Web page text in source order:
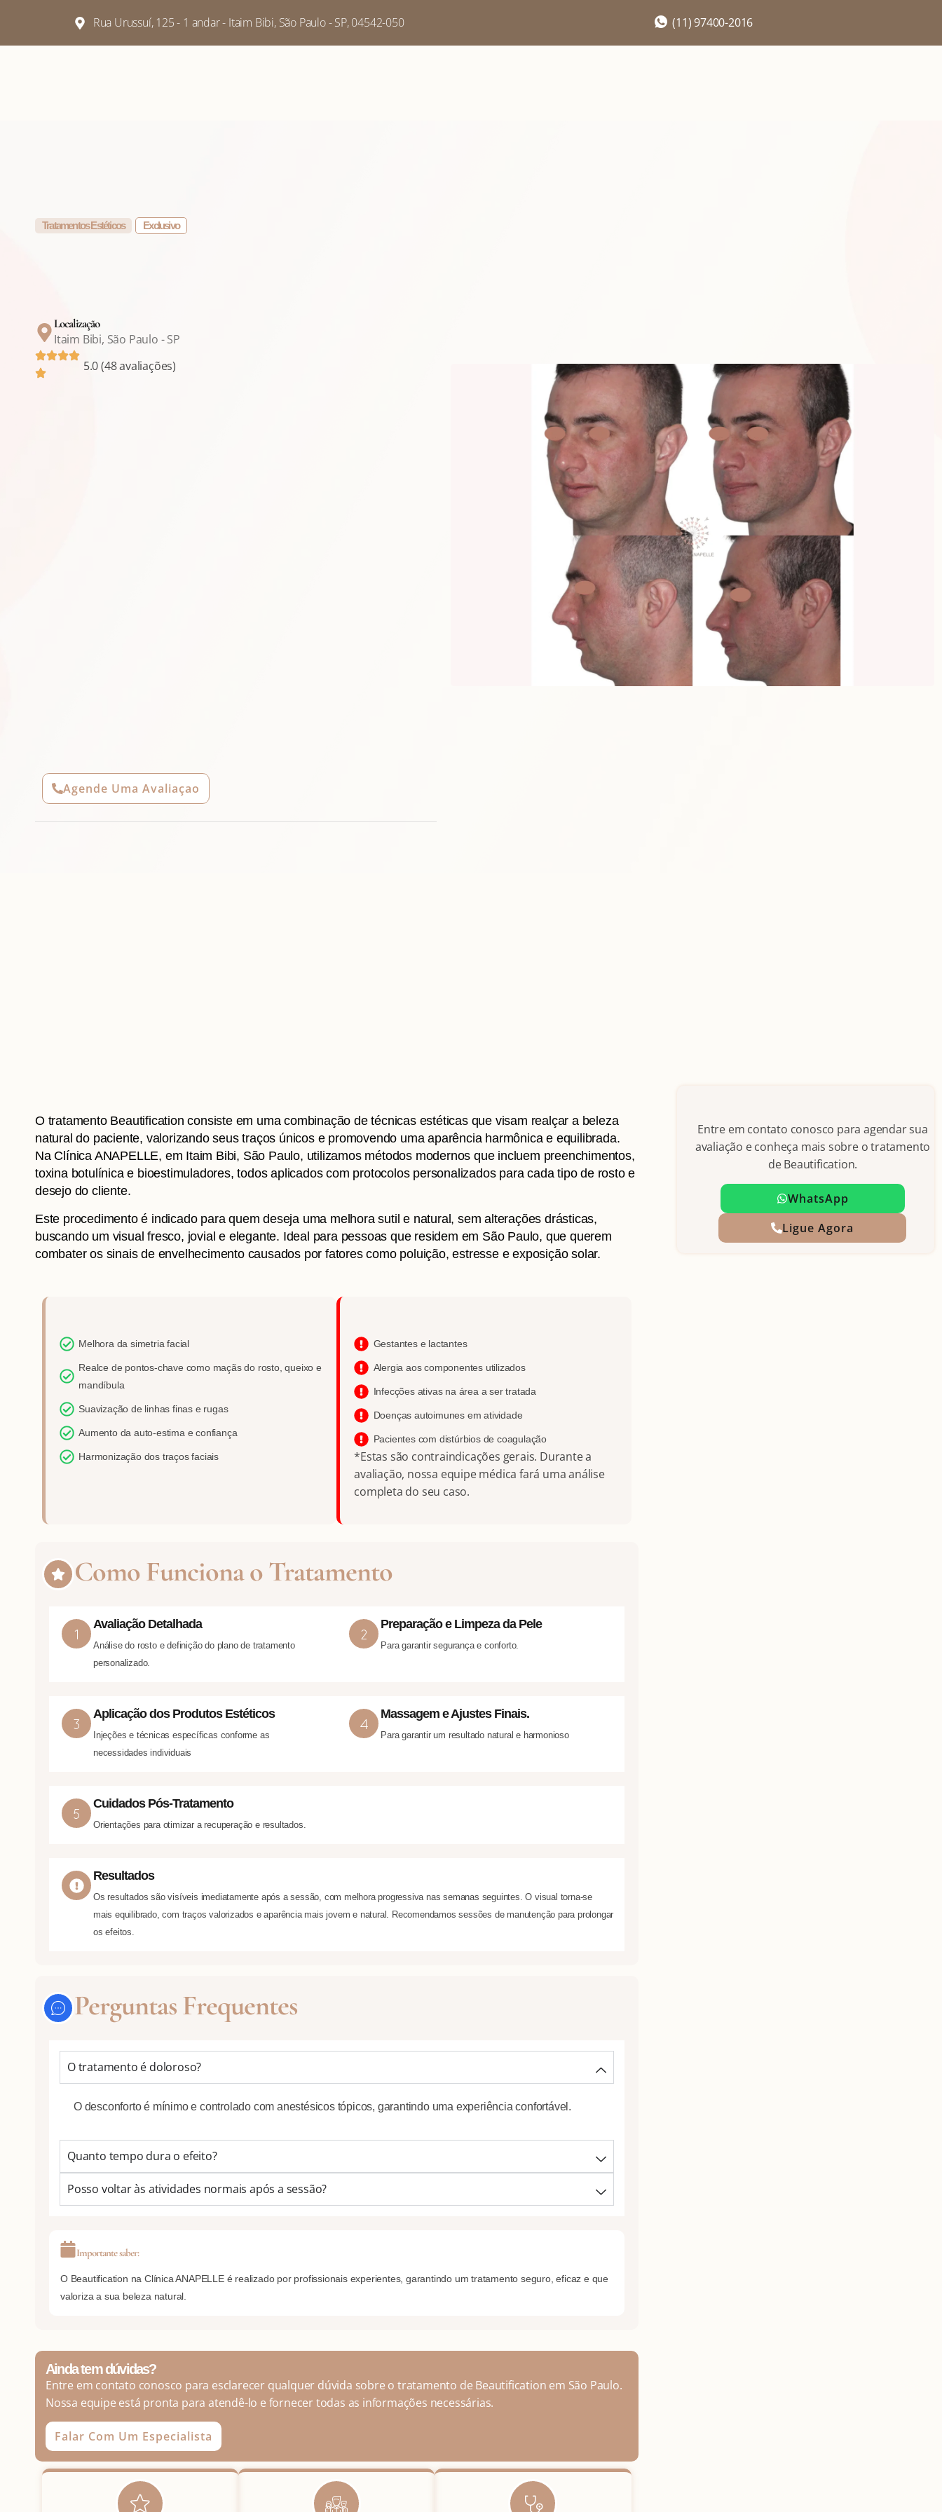
Rua Urussuí, 125 - 1 andar - Itaim Bibi, São Paulo - SP, 04542-050 (11) 97400-2016
Tratamentos Estéticos Exclusivo
Localização
Itaim Bibi, São Paulo - SP
5.0 (48 avaliações)
Agende Uma Avaliaçao
O tratamento Beautification consiste em uma combinação de técnicas estéticas que visam realçar a beleza
natural do paciente, valorizando seus traços únicos e promovendo uma aparência harmônica e equilibrada.
Na Clínica ANAPELLE, em Itaim Bibi, São Paulo, utilizamos métodos modernos que incluem preenchimentos,
toxina botulínica e bioestimuladores, todos aplicados com protocolos personalizados para cada tipo de rosto e
desejo do cliente.
Este procedimento é indicado para quem deseja uma melhora sutil e natural, sem alterações drásticas,
buscando um visual fresco, jovial e elegante. Ideal para pessoas que residem em São Paulo, que querem
combater os sinais de envelhecimento causados por fatores como poluição, estresse e exposição solar.
Melhora da simetria facial
Realce de pontos-chave como maçãs do rosto, queixo e
mandíbula
Suavização de linhas finas e rugas
Aumento da auto-estima e confiança
Harmonização dos traços faciais
Gestantes e lactantes
Alergia aos componentes utilizados
Infecções ativas na área a ser tratada
Doenças autoimunes em atividade
Pacientes com distúrbios de coagulação
*Estas são contraindicações gerais. Durante a
avaliação, nossa equipe médica fará uma análise
completa do seu caso.
Como Funciona o Tratamento
Avaliação Detalhada
Análise do rosto e definição do plano de tratamento
personalizado.
Preparação e Limpeza da Pele
Para garantir segurança e conforto.
Aplicação dos Produtos Estéticos
Injeções e técnicas específicas conforme as
necessidades individuais
Massagem e Ajustes Finais.
Para garantir um resultado natural e harmonioso
Cuidados Pós-Tratamento
Orientações para otimizar a recuperação e resultados.
Resultados
Os resultados são visíveis imediatamente após a sessão, com melhora progressiva nas semanas seguintes. O visual torna-se
mais equilibrado, com traços valorizados e aparência mais jovem e natural. Recomendamos sessões de manutenção para prolongar
os efeitos.
Perguntas Frequentes
O tratamento é doloroso?
O desconforto é mínimo e controlado com anestésicos tópicos, garantindo uma experiência confortável.
Quanto tempo dura o efeito?
Posso voltar às atividades normais após a sessão?
Importante saber:
O Beautification na Clínica ANAPELLE é realizado por profissionais experientes, garantindo um tratamento seguro, eficaz e que
valoriza a sua beleza natural.
Ainda tem dúvidas?
Entre em contato conosco para esclarecer qualquer dúvida sobre o tratamento de Beautification em São Paulo.
Nossa equipe está pronta para atendê-lo e fornecer todas as informações necessárias.
Falar Com Um Especialista
Entre em contato conosco para agendar sua
avaliação e conheça mais sobre o tratamento
de Beautification.
WhatsApp
Ligue Agora